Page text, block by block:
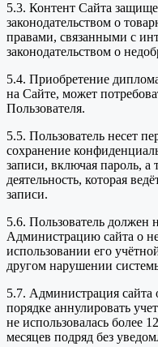
5.3. Контент Сайта
законодательством о
правами, связанными с
законодательством о
5.4. Приобретение
на Сайте, может
Пользователя.
5.5. Пользователь несет
сохранение
записи, включая пароль, а
деятельность, которая
записи.
5.6. Пользователь должен
Администрацию сайта о
использовании его
другом нарушении
5.7. Администрация сайта
порядке аннулировать
не использовалась более
месяцев подряд без